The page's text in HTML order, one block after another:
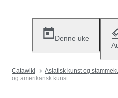
Denne uke
Catawiki Asiatisk kunst og
og amerikansk kunst